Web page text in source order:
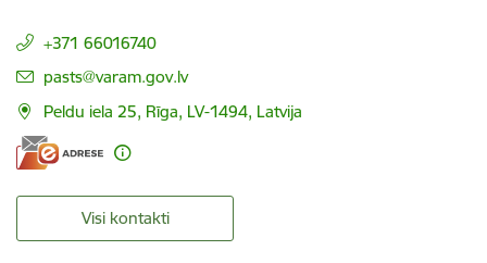
+371 66016740
E-pasts:
pasts@varam.gov.lv
Peldu iela 25, Rīga, LV-1494, Latvija
Visi kontakti